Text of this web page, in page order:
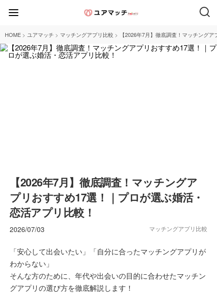
HOME > ユアマッチ > マッチングアプリ比較 > 【2026年7月】徹底調査！マッチング
【2026年7月】徹底調査！マッチングア
プリおすすめ17選！｜プロが選ぶ婚活・
恋活アプリ比較！
2026/07/03 マッチングアプリ比較
「安心して出会いたい」「自分に合ったマッチングアプリが
わからない」
そんな方のために、年代や出会いの目的に合わせたマッチン
グアプリの選び方を徹底解説します！